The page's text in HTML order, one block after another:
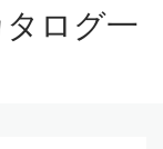
ログ一